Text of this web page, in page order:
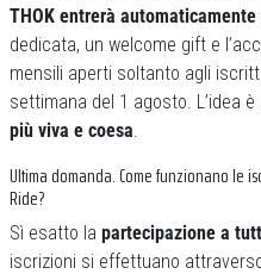
THOK entrerà
dedicata, un welcome gift e
mensili aperti soltanto agli
settimana del 1 agosto. L’idea è
più viva e coesa.
Ultima domanda. Come funzionano le
Ride?
Sì esatto la partecipazione a
iscrizioni si effettuano